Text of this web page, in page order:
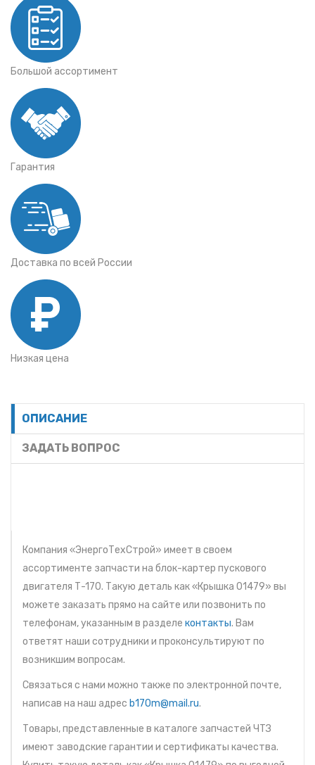
Большой ассортимент
Гарантия
Доставка по всей России
Низкая цена
ОПИСАНИЕ
ЗАДАТЬ ВОПРОС
Компания «ЭнергоТехСтрой» имеет в своем
ассортименте запчасти на блок-картер пускового
двигателя Т-170. Такую деталь как «Крышка 01479» вы
можете заказать прямо на сайте или позвонить по
телефонам, указанным в разделе контакты. Вам
ответят наши сотрудники и проконсультируют по
возникшим вопросам.
Связаться с нами можно также по электронной почте,
написав на наш адрес b170m@mail.ru.
Товары, представленные в каталоге запчастей ЧТЗ
имеют заводские гарантии и сертификаты качества.